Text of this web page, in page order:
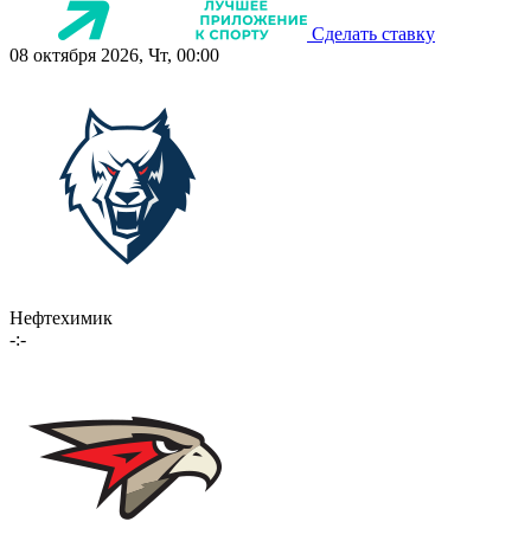
Сделать ставку
08 октября 2026, Чт, 00:00
Нефтехимик
-:-